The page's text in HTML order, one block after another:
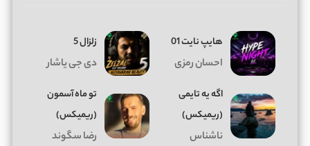
هایپ نایت 01
احسان رمزی
زلزال 5
دی جی یاشار
اگه یه تایمی
(ریمیکس)
ناشناس
تو ماه آسمون
(ریمیکس)
رضا سگوند